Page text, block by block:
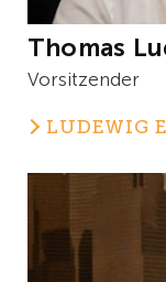
Thomas
Vorsitzender
LUDEWIG